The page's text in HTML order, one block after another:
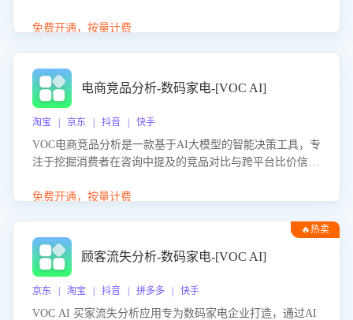
化策略，助力商家利用国补政策提升GMV。
免费开通，按量计费
电商竞品分析-数码家电-[VOC AI]
淘宝 | 京东 | 抖音 | 快手
VOC电商竞品分析是一款基于AI大模型的智能决策工具，专
注于挖掘消费者在咨询中提及的竞品对比与跨平台比价信
商品信息，进行多维度交叉对比，并分析消费者的比价行
企业优化营销话术、突出产品与服务优势，有效提升咨询转
化率，避免陷入单纯价格竞争，实现精准扬长避短。
免费开通，按量计费
🔥热卖
顾客流失分析-数码家电-[VOC AI]
京东 | 淘宝 | 抖音 | 拼多多 | 快手
VOC AI 买家流失分析应用专为数码家电企业打造，通过AI